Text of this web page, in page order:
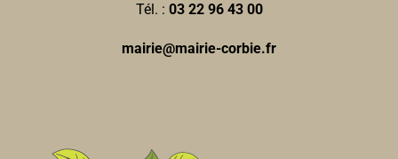
Tél. : 03 22 96 43 00
mairie@mairie-corbie.fr